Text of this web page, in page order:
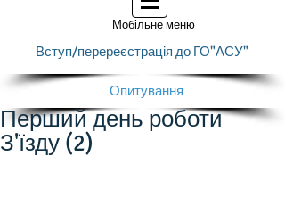
Мобільне меню
Вступ/перереєстрація до ГО"АСУ"
Опитування
Перший день роботи
З'їзду (2)